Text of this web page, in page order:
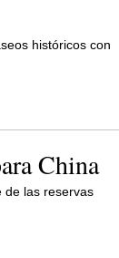
históricos con
China
de las reservas